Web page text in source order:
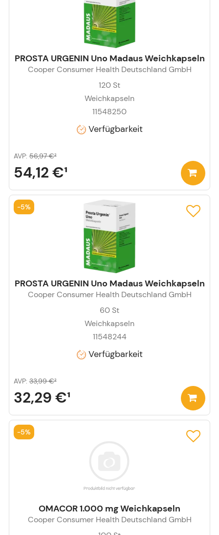
PROSTA URGENIN Uno Madaus Weichkapseln
Cooper Consumer Health Deutschland GmbH
120 St
Weichkapseln
11548250
Verfügbarkeit
54,12 €¹
AVP: 56,97 €²
PROSTA URGENIN Uno Madaus Weichkapseln
Cooper Consumer Health Deutschland GmbH
60 St
Weichkapseln
11548244
Verfügbarkeit
32,29 €¹
AVP: 33,99 €²
-5%
OMACOR 1.000 mg Weichkapseln
Cooper Consumer Health Deutschland GmbH
-5%